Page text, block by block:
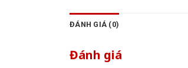
ĐÁNH GIÁ (0)
Đánh giá